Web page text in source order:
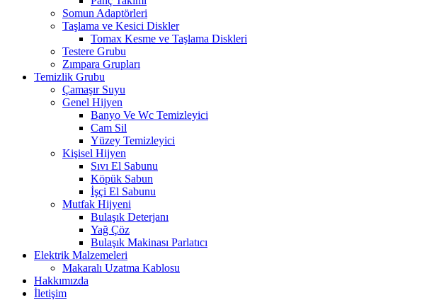
Somun Adaptörleri
Taşlama ve Kesici Diskler
Tomax Kesme ve Taşlama Diskleri
Testere Grubu
Zımpara Grupları
Temizlik Grubu
Çamaşır Suyu
Genel Hijyen
Banyo Ve Wc Temizleyici
Cam Sil
Yüzey Temizleyici
Kişisel Hijyen
Sıvı El Sabunu
Köpük Sabun
İşçi El Sabunu
Mutfak Hijyeni
Bulaşık Deterjanı
Yağ Çöz
Bulaşık Makinası Parlatıcı
Elektrik Malzemeleri
Makaralı Uzatma Kablosu
Hakkımızda
İletişim